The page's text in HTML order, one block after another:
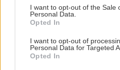
consent section.
I want to opt-out of the Sale
Personal Data.
Opted In
I want to opt-out of
Personal Data for Targeted
Opted In
Γενική Επιμέλεια
Κονταξάκη
Κοστούμια: Κάρμεν-